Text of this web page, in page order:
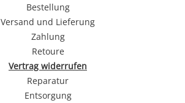
Bestellung
Versand und Lieferung
Zahlung
Retoure
Vertrag widerrufen
Reparatur
Entsorgung